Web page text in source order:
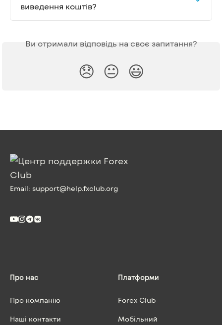
виведення коштів?
Ви отримали відповідь на своє запитання?
😞 😐 😃
Email: support@help.fxclub.org
Про нас
Про компанію
Наші контакти
Платформи
Forex Club
Мобільний